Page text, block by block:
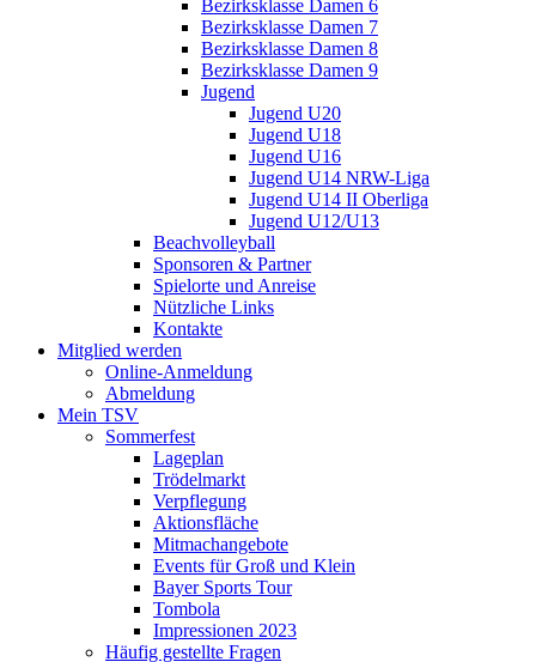
Bezirksklasse Damen 6
Bezirksklasse Damen 7
Bezirksklasse Damen 8
Bezirksklasse Damen 9
Jugend
Jugend U20
Jugend U18
Jugend U16
Jugend U14 NRW-Liga
Jugend U14 II Oberliga
Jugend U12/U13
Beachvolleyball
Sponsoren & Partner
Spielorte und Anreise
Nützliche Links
Kontakte
Mitglied werden
Online-Anmeldung
Abmeldung
Mein TSV
Sommerfest
Lageplan
Trödelmarkt
Verpflegung
Aktionsfläche
Mitmachangebote
Events für Groß und Klein
Bayer Sports Tour
Tombola
Impressionen 2023
Häufig gestellte Fragen